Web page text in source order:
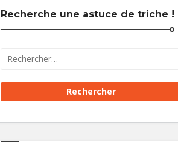
Recherche une astuce de triche !